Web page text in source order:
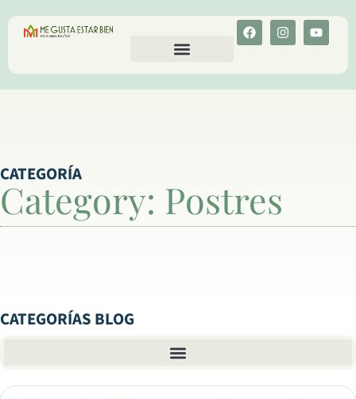
CATEGORÍA
Category: Postres
CATEGORÍAS BLOG